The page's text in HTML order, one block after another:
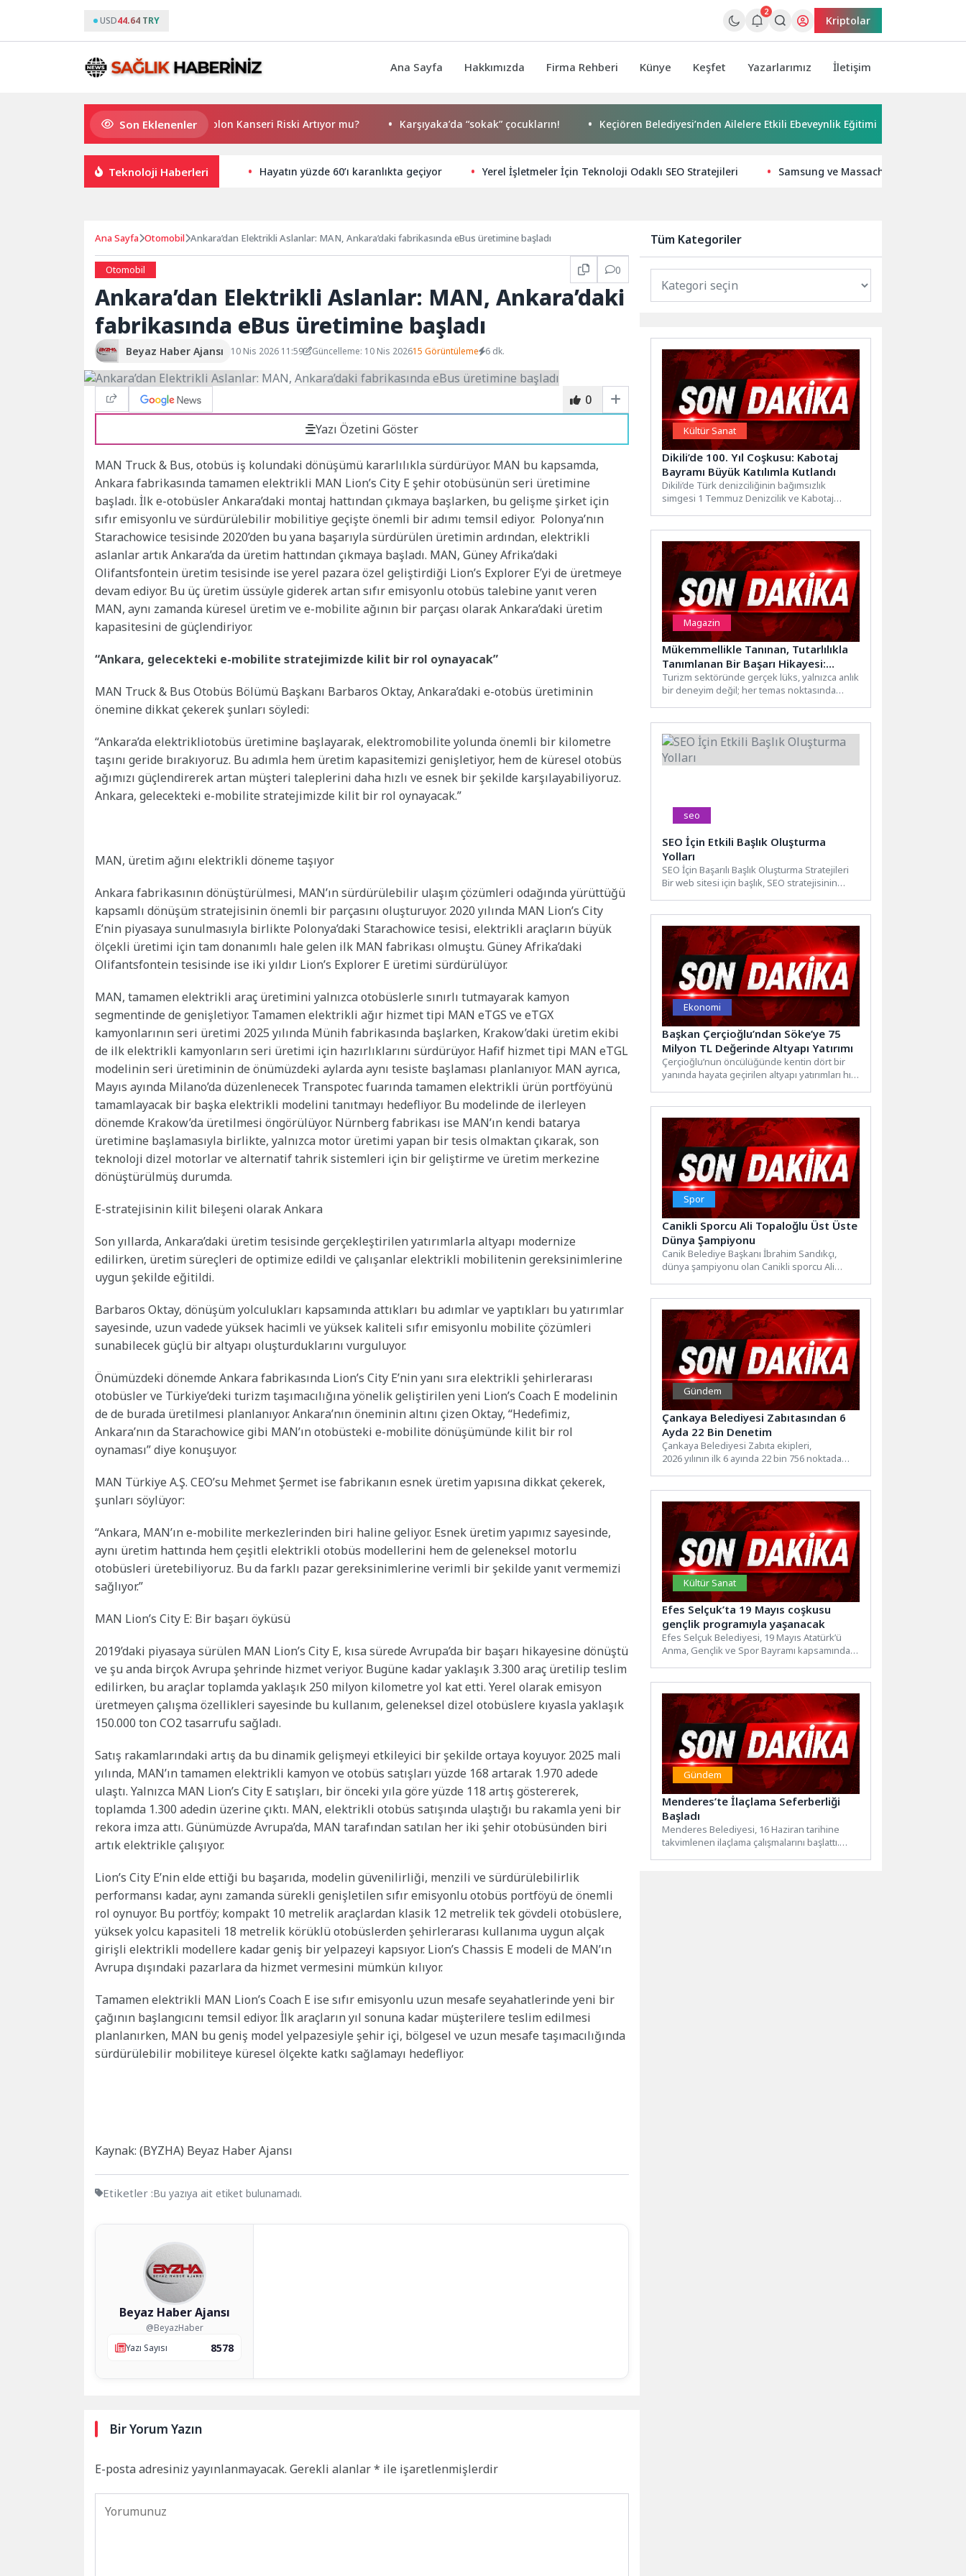
USD44.64 TRY
2
Kriptolar
Ana Sayfa Hakkımızda Firma Rehberi Künye Keşfet Yazarlarımız İletişim
Son Eklenenler
Uzun Süreli Ülseratif Kolitte Kolon Kanseri Riski Artıyor mu? Karşıyaka’da “sokak” çocukların! Keçiören Belediyesi’nden Ailelere Etkili Ebeveynlik Eğitimi Güzelbahçe’de
Teknoloji Haberleri Hayatın yüzde 60’ı karanlıkta geçiyor Yerel İşletmeler İçin Teknoloji Odaklı SEO Stratejileri Samsung ve Massachusetts General
Ana Sayfa Otomobil Ankara’dan Elektrikli Aslanlar: MAN, Ankara’daki fabrikasında eBus üretimine başladı
Otomobil 0
Ankara’dan Elektrikli Aslanlar: MAN, Ankara’daki
fabrikasında eBus üretimine başladı
Beyaz Haber Ajansı 10 Nis 2026 11:59 Güncelleme: 10 Nis 202615 Görüntüleme 6 dk.
0
Yazı Özetini Göster
MAN Truck & Bus, otobüs iş kolundaki dönüşümü kararlılıkla sürdürüyor. MAN bu kapsamda,
Ankara fabrikasında tamamen elektrikli MAN Lion’s City E şehir otobüsünün seri üretimine
başladı. İlk e-otobüsler Ankara’daki montaj hattından çıkmaya başlarken, bu gelişme şirket için
sıfır emisyonlu ve sürdürülebilir mobilitiye geçişte önemli bir adımı temsil ediyor. Polonya’nın
Starachowice tesisinde 2020’den bu yana başarıyla sürdürülen üretimin ardından, elektrikli
aslanlar artık Ankara’da da üretim hattından çıkmaya başladı. MAN, Güney Afrika’daki
Olifantsfontein üretim tesisinde ise yerel pazara özel geliştirdiği Lion’s Explorer E’yi de üretmeye
devam ediyor. Bu üç üretim üssüyle giderek artan sıfır emisyonlu otobüs talebine yanıt veren
MAN, aynı zamanda küresel üretim ve e-mobilite ağının bir parçası olarak Ankara’daki üretim
kapasitesini de güçlendiriyor.
“Ankara, gelecekteki e-mobilite stratejimizde kilit bir rol oynayacak”
MAN Truck & Bus Otobüs Bölümü Başkanı Barbaros Oktay, Ankara’daki e-otobüs üretiminin
önemine dikkat çekerek şunları söyledi:
“Ankara’da elektrikliotobüs üretimine başlayarak, elektromobilite yolunda önemli bir kilometre
taşını geride bırakıyoruz. Bu adımla hem üretim kapasitemizi genişletiyor, hem de küresel otobüs
ağımızı güçlendirerek artan müşteri taleplerini daha hızlı ve esnek bir şekilde karşılayabiliyoruz.
Ankara, gelecekteki e-mobilite stratejimizde kilit bir rol oynayacak.”
MAN, üretim ağını elektrikli döneme taşıyor
Ankara fabrikasının dönüştürülmesi, MAN’ın sürdürülebilir ulaşım çözümleri odağında yürüttüğü
kapsamlı dönüşüm stratejisinin önemli bir parçasını oluşturuyor. 2020 yılında MAN Lion’s City
E’nin piyasaya sunulmasıyla birlikte Polonya’daki Starachowice tesisi, elektrikli araçların büyük
ölçekli üretimi için tam donanımlı hale gelen ilk MAN fabrikası olmuştu. Güney Afrika’daki
Olifantsfontein tesisinde ise iki yıldır Lion’s Explorer E üretimi sürdürülüyor.
MAN, tamamen elektrikli araç üretimini yalnızca otobüslerle sınırlı tutmayarak kamyon
segmentinde de genişletiyor. Tamamen elektrikli ağır hizmet tipi MAN eTGS ve eTGX
kamyonlarının seri üretimi 2025 yılında Münih fabrikasında başlarken, Krakow’daki üretim ekibi
de ilk elektrikli kamyonların seri üretimi için hazırlıklarını sürdürüyor. Hafif hizmet tipi MAN eTGL
modelinin seri üretiminin de önümüzdeki aylarda aynı tesiste başlaması planlanıyor. MAN ayrıca,
Mayıs ayında Milano’da düzenlenecek Transpotec fuarında tamamen elektrikli ürün portföyünü
tamamlayacak bir başka elektrikli modelini tanıtmayı hedefliyor. Bu modelinde de ilerleyen
dönemde Krakow’da üretilmesi öngörülüyor. Nürnberg fabrikası ise MAN’ın kendi batarya
üretimine başlamasıyla birlikte, yalnızca motor üretimi yapan bir tesis olmaktan çıkarak, son
teknoloji dizel motorlar ve alternatif tahrik sistemleri için bir geliştirme ve üretim merkezine
dönüştürülmüş durumda.
E-stratejisinin kilit bileşeni olarak Ankara
Son yıllarda, Ankara’daki üretim tesisinde gerçekleştirilen yatırımlarla altyapı modernize
edilirken, üretim süreçleri de optimize edildi ve çalışanlar elektrikli mobilitenin gereksinimlerine
uygun şekilde eğitildi.
Barbaros Oktay, dönüşüm yolculukları kapsamında attıkları bu adımlar ve yaptıkları bu yatırımlar
sayesinde, uzun vadede yüksek hacimli ve yüksek kaliteli sıfır emisyonlu mobilite çözümleri
sunabilecek güçlü bir altyapı oluşturduklarını vurguluyor.
Önümüzdeki dönemde Ankara fabrikasında Lion’s City E’nin yanı sıra elektrikli şehirlerarası
otobüsler ve Türkiye’deki turizm taşımacılığına yönelik geliştirilen yeni Lion’s Coach E modelinin
de de burada üretilmesi planlanıyor. Ankara’nın öneminin altını çizen Oktay, “Hedefimiz,
Ankara’nın da Starachowice gibi MAN’ın otobüsteki e-mobilite dönüşümünde kilit bir rol
oynaması” diye konuşuyor.
MAN Türkiye A.Ş. CEO’su Mehmet Şermet ise fabrikanın esnek üretim yapısına dikkat çekerek,
şunları söylüyor:
“Ankara, MAN’ın e-mobilite merkezlerinden biri haline geliyor. Esnek üretim yapımız sayesinde,
aynı üretim hattında hem çeşitli elektrikli otobüs modellerini hem de geleneksel motorlu
otobüsleri üretebiliyoruz. Bu da farklı pazar gereksinimlerine verimli bir şekilde yanıt vermemizi
sağlıyor.”
MAN Lion’s City E: Bir başarı öyküsü
2019’daki piyasaya sürülen MAN Lion’s City E, kısa sürede Avrupa’da bir başarı hikayesine dönüştü
ve şu anda birçok Avrupa şehrinde hizmet veriyor. Bugüne kadar yaklaşık 3.300 araç üretilip teslim
edilirken, bu araçlar toplamda yaklaşık 250 milyon kilometre yol kat etti. Yerel olarak emisyon
üretmeyen çalışma özellikleri sayesinde bu kullanım, geleneksel dizel otobüslere kıyasla yaklaşık
150.000 ton CO2 tasarrufu sağladı.
Satış rakamlarındaki artış da bu dinamik gelişmeyi etkileyici bir şekilde ortaya koyuyor. 2025 mali
yılında, MAN’ın tamamen elektrikli kamyon ve otobüs satışları yüzde 168 artarak 1.970 adede
ulaştı. Yalnızca MAN Lion’s City E satışları, bir önceki yıla göre yüzde 118 artış göstererek,
toplamda 1.300 adedin üzerine çıktı. MAN, elektrikli otobüs satışında ulaştığı bu rakamla yeni bir
rekora imza attı. Günümüzde Avrupa’da, MAN tarafından satılan her iki şehir otobüsünden biri
artık elektrikle çalışıyor.
Lion’s City E’nin elde ettiği bu başarıda, modelin güvenilirliği, menzili ve sürdürülebilirlik
performansı kadar, aynı zamanda sürekli genişletilen sıfır emisyonlu otobüs portföyü de önemli
rol oynuyor. Bu portföy; kompakt 10 metrelik araçlardan klasik 12 metrelik tek gövdeli otobüslere,
yüksek yolcu kapasiteli 18 metrelik körüklü otobüslerden şehirlerarası kullanıma uygun alçak
girişli elektrikli modellere kadar geniş bir yelpazeyi kapsıyor. Lion’s Chassis E modeli de MAN’ın
Avrupa dışındaki pazarlara da hizmet vermesini mümkün kılıyor.
Tamamen elektrikli MAN Lion’s Coach E ise sıfır emisyonlu uzun mesafe seyahatlerinde yeni bir
çağının başlangıcını temsil ediyor. İlk araçların yıl sonuna kadar müşterilere teslim edilmesi
planlanırken, MAN bu geniş model yelpazesiyle şehir içi, bölgesel ve uzun mesafe taşımacılığında
sürdürülebilir mobiliteye küresel ölçekte katkı sağlamayı hedefliyor.
Kaynak: (BYZHA) Beyaz Haber Ajansı
Etiketler :Bu yazıya ait etiket bulunamadı.
Beyaz Haber Ajansı
@BeyazHaber
Yazı Sayısı
8578
Bir Yorum Yazın
E-posta adresiniz yayınlanmayacak. Gerekli alanlar* ile işaretlenmişlerdir
Tüm Kategoriler
Kültür Sanat
Dikili’de 100. Yıl Coşkusu: Kabotaj
Bayramı Büyük Katılımla Kutlandı
Dikili’de Türk denizciliğinin bağımsızlık
simgesi 1 Temmuz Denizcilik ve Kabotaj
Magazin
Mükemmellikle Tanınan, Tutarlılıkla
Tanımlanan Bir Başarı Hikayesi:
Hilton Dalaman Sarıgerme Resort &
Golf’e Uluslararası Ödül Yağdı
Turizm sektöründe gerçek lüks, yalnızca anlık
bir deneyim değil; her temas noktasında
seo
SEO İçin Etkili Başlık Oluşturma
Yolları
SEO İçin Başarılı Başlık Oluşturma Stratejileri
Bir web sitesi için başlık, SEO stratejisinin
Ekonomi
Başkan Çerçioğlu’ndan Söke’ye 75
Milyon TL Değerinde Altyapı Yatırımı
Çerçioğlu’nun öncülüğünde kentin dört bir
yanında hayata geçirilen altyapı yatırımları hız
Spor
Canikli Sporcu Ali Topaloğlu Üst Üste
Dünya Şampiyonu
Canik Belediye Başkanı İbrahim Sandıkçı,
dünya şampiyonu olan Canikli sporcu Ali
Gündem
Çankaya Belediyesi Zabıtasından 6
Ayda 22 Bin Denetim
Çankaya Belediyesi Zabıta ekipleri,
2026 yılının ilk 6 ayında 22 bin 756 noktada
Kültür Sanat
Efes Selçuk’ta 19 Mayıs coşkusu
gençlik programıyla yaşanacak
Efes Selçuk Belediyesi, 19 Mayıs Atatürk’ü
Anma, Gençlik ve Spor Bayramı kapsamında
Gündem
Menderes’te İlaçlama Seferberliği
Başladı
Menderes Belediyesi, 16 Haziran tarihine
takvimlenen ilaçlama çalışmalarını başlattı.